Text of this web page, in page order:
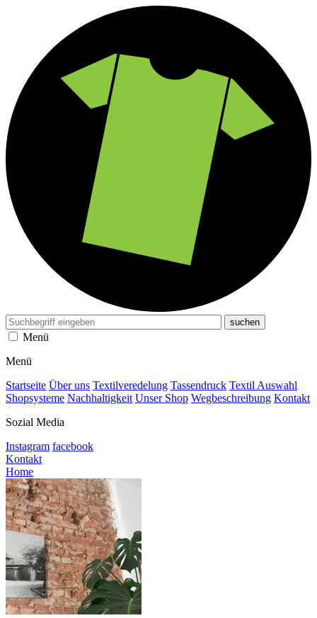
Menü
Menü
Startseite Über uns Textilveredelung Tassendruck Textil Auswahl
Shopsysteme Nachhaltigkeit Unser Shop Wegbeschreibung Kontakt
Sozial Media
Instagram facebook
Kontakt
Home